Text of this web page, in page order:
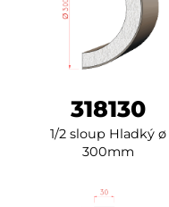
318130
1/2 sloup Hladký ø
300mm